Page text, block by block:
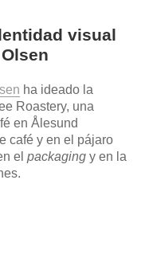
visual
ha ideado la
Roastery, una
en Ålesund
café y en el pájaro
elpackaging y en la
author/